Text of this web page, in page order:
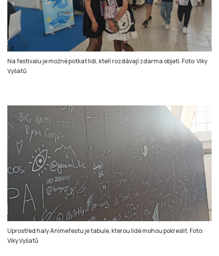
Na festivalu je možné potkat lidi, kteří rozdávají zdarma objetí. Foto: Viky
Vyšatů
Uprostřed haly Animefestu je tabule, kterou lidé mohou pokreslit. Foto:
Viky Vyšatů